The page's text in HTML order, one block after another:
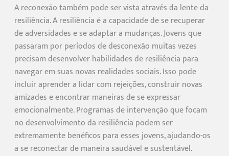
A reconexão também pode ser vista através da lente da
resiliência. A resiliência é a capacidade de se recuperar
de adversidades e se adaptar a mudanças. Jovens que
passaram por períodos de desconexão muitas vezes
precisam desenvolver habilidades de resiliência para
navegar em suas novas realidades sociais. Isso pode
incluir aprender a lidar com rejeições, construir novas
amizades e encontrar maneiras de se expressar
emocionalmente. Programas de intervenção que focam
no desenvolvimento da resiliência podem ser
extremamente benéficos para esses jovens, ajudando-os
a se reconectar de maneira saudável e sustentável.